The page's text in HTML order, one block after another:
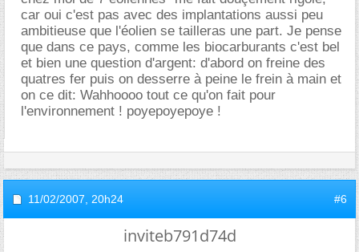
car oui c'est pas avec des implantations aussi peu
ambitieuse que l'éolien se tailleras une part. Je pense
que dans ce pays, comme les biocarburants c'est bel
et bien une question d'argent: d'abord on freine des
quatres fer puis on desserre à peine le frein à main et
on ce dit: Wahhoooo tout ce qu'on fait pour
l'environnement ! poyepoyepoye !
11/02/2007, 20h24 #6
inviteb791d74d